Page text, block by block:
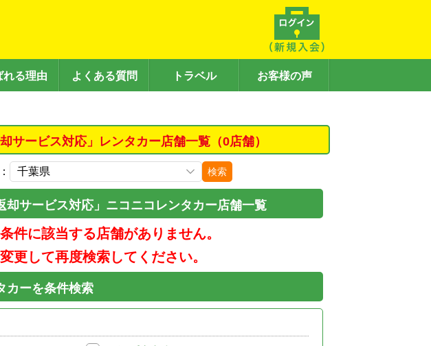
れる理由 よくある質問 トラベル お客様の声
サービス対応」レンタカー店舗一覧（0店舗）
検索
却サービス対応」ニコニコレンタカー店舗一覧
件に該当する店舗がありません。
更して再度検索してください。
カーを条件検索